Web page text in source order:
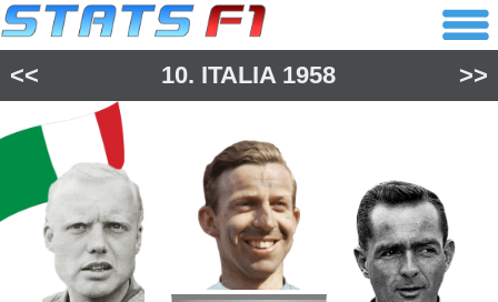
<< 10. ITALIA 1958 >>